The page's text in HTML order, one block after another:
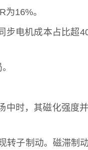
16%。
步电机成本占比超
中时，其磁化强度
转子制动。磁滞制